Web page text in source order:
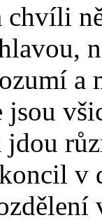
chvíli
a
jsou
v